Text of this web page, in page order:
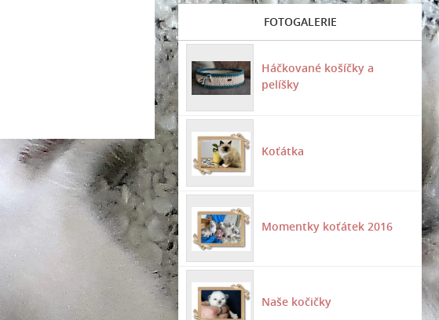
FOTOGALERIE
Háčkované košíčky a
pelíšky
Koťátka
Momentky koťátek 2016
Naše kočičky